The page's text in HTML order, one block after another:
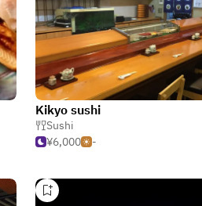
Kikyo sushi
Sushi
¥6,000
-